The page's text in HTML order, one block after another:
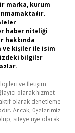
marka, kurum
haber niteliği
hakkında
ve kişiler ile isim
bilgiler
ve İletişim
olarak hizmet
olarak denetleme
Ancak, üyelerimiz
siteye üye olarak